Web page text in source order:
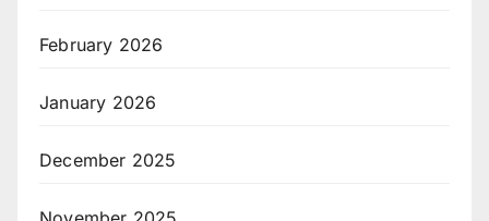
February 2026
January 2026
December 2025